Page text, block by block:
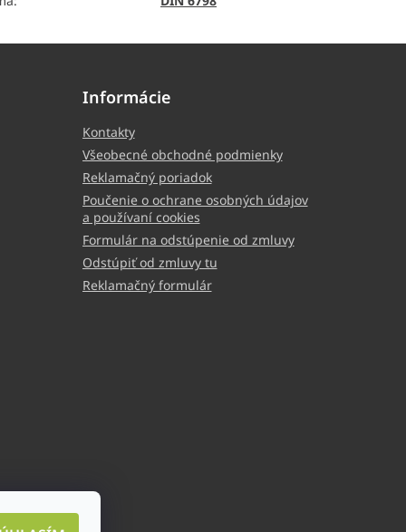
Informácie
Kontakty
Všeobecné obchodné podmienky
Reklamačný poriadok
Poučenie o ochrane osobných údajov
a používaní cookies
Formulár na odstúpenie od zmluvy
Odstúpiť od zmluvy tu
Reklamačný formulár